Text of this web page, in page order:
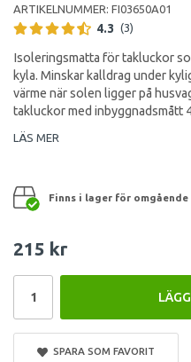
ARTIKELNUMMER: FI03650A01
4.3 (3)
Isoleringsmatta för takluckor
kyla. Minskar kalldrag under
värme när solen ligger på
takluckor med inbyggnadsmått
LÄS MER
Finns i lager för omgående
215 kr
SPARA SOM FAVORIT